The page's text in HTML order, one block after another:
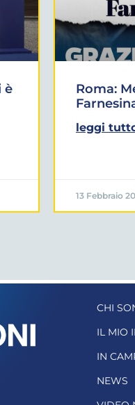
è
Roma:
leggi
13 Febbraio
CHI
IL MIO
IN
NEWS